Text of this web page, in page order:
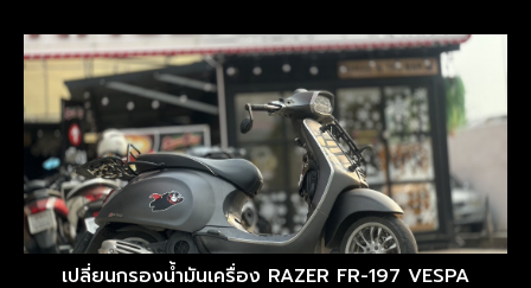
เปลี่ยนกรองน้ำมันเครื่อง RAZER FR-197 VESPA